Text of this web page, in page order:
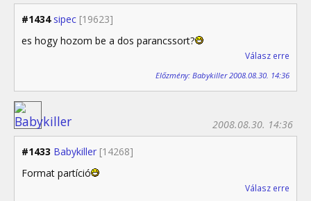
#1434 sipec [19623]
es hogy hozom be a dos parancssort?
Válasz erre
Előzmény: Babykiller 2008.08.30. 14:36
#1433 Babykiller [14268]
2008.08.30. 14:36
Format partíció
Válasz erre